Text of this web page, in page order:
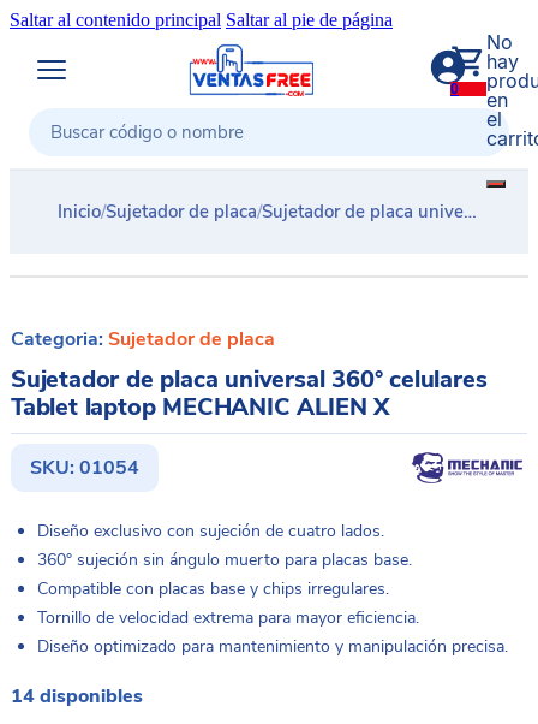
Saltar al contenido principal Saltar al pie de página
Buscar
0
No
hay
en
el
Inicio/Sujetador de placa/Sujetador de placa universal 360° celulares Tablet laptop MECHANIC ALIEN X
Categoria: Sujetador de placa
Sujetador de placa universal 360° celulares
Tablet laptop MECHANIC ALIEN X
SKU: 01054
Diseño exclusivo con sujeción de cuatro lados.
360° sujeción sin ángulo muerto para placas base.
Compatible con placas base y chips irregulares.
Tornillo de velocidad extrema para mayor eficiencia.
Diseño optimizado para mantenimiento y manipulación precisa.
14 disponibles